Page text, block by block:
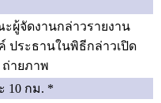
ผู้จัดงานกล่าวรายงาน
ประธานในพิธีกล่าวเปิด
ายภาพ
10 กม. *